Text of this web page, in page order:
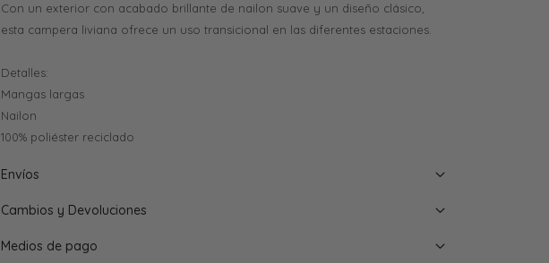
Con un exterior con acabado brillante de nailon suave y un diseño clásico,
esta campera liviana ofrece un uso transicional en las diferentes estaciones.
Detalles:
Mangas largas
Nailon
100% poliéster reciclado
Envíos
Cambios y Devoluciones
Medios de pago